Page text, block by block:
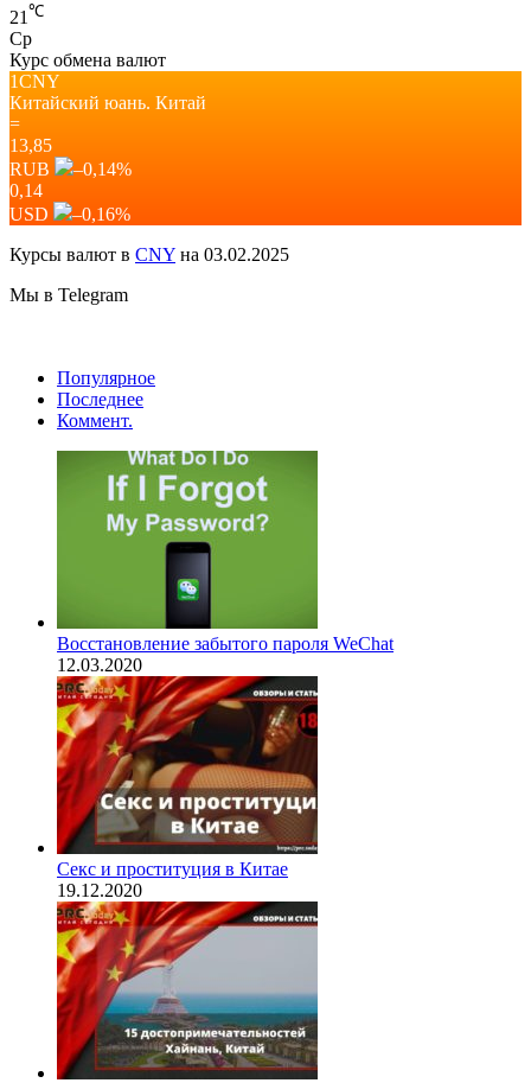
21 ℃
Ср
Курс обмена валют
1CNY
Китайский юань. Китай
=
13,85
RUB
–0,14%
0,14
USD
–0,16%
Курсы валют в CNY на 03.02.2025
Мы в Telegram
Популярное
Последнее
Коммент.
Восстановление забытого пароля WeChat
12.03.2020
Секс и проституция в Китае
19.12.2020